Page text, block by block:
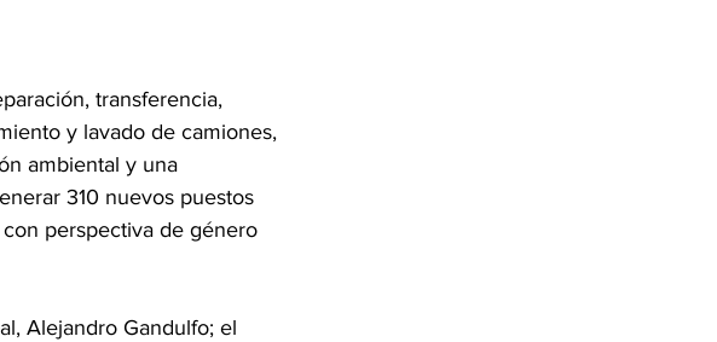
transferencia,
y lavado de camiones,
ambiental y una
310 nuevos puestos
perspectiva de género
Alejandro Gandulfo; el